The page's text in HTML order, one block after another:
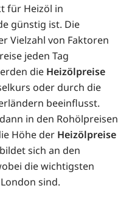
für Heizöl in
günstig ist. Die
Vielzahl von Faktoren
jeden Tag
die Heizölpreise
oder durch die
beeinflusst.
in den Rohölpreisen
Höhe der Heizölpreise
sich an den
die wichtigsten
sind.